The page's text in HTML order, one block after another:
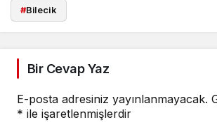
#Bilecik
Bir Cevap Yaz
E-posta adresiniz yayınlanmayacak.
* ile işaretlenmişlerdir